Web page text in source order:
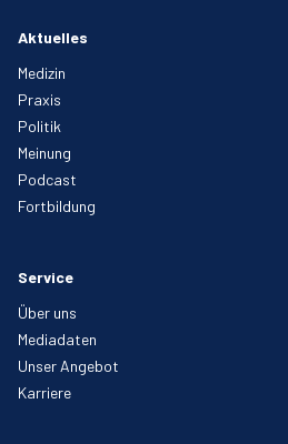
Aktuelles
Medizin
Praxis
Politik
Meinung
Podcast
Fortbildung
Service
Über uns
Mediadaten
Unser Angebot
Karriere